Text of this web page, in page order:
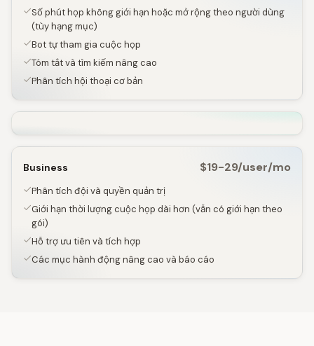
Số phút họp không giới hạn hoặc mở rộng theo người dùng
(tùy hạng mục)
Bot tự tham gia cuộc họp
Tóm tắt và tìm kiếm nâng cao
Phân tích hội thoại cơ bản
Business $19-29/user/mo
Phân tích đội và quyền quản trị
Giới hạn thời lượng cuộc họp dài hơn (vẫn có giới hạn theo
gói)
Hỗ trợ ưu tiên và tích hợp
Các mục hành động nâng cao và báo cáo